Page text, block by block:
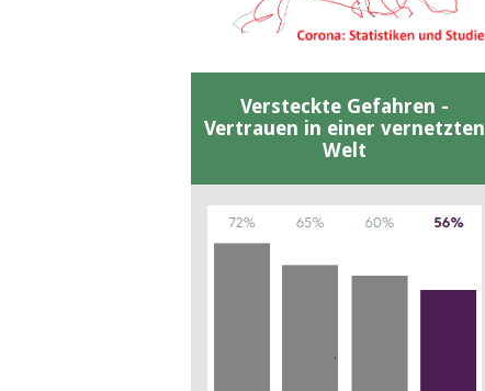
Versteckte Gefahren -
Vertrauen in einer vernetzten
Welt